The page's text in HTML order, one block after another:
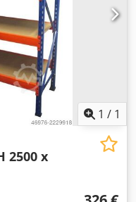
1 / 1
2500 x